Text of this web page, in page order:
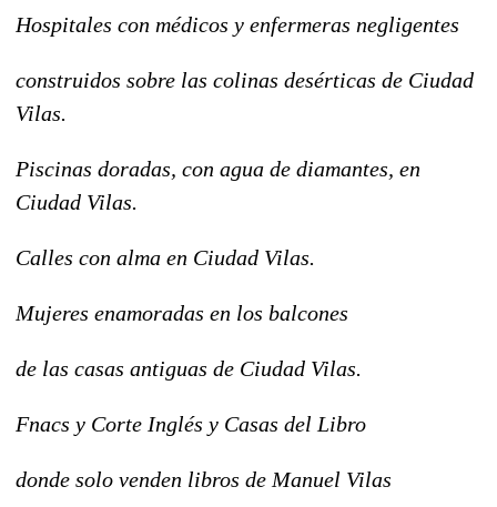
Hospitales con médicos y enfermeras negligentes
construidos sobre las colinas desérticas de Ciudad
Vilas.
Piscinas doradas, con agua de diamantes, en
Ciudad Vilas.
Calles con alma en Ciudad Vilas.
Mujeres enamoradas en los balcones
de las casas antiguas de Ciudad Vilas.
Fnacs y Corte Inglés y Casas del Libro
donde solo venden libros de Manuel Vilas